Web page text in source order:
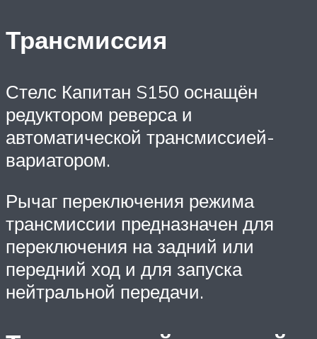
Трансмиссия
Стелс Капитан S150 оснащён
редуктором реверса и
автоматической трансмиссией-
вариатором.
Рычаг переключения режима
трансмиссии предназначен для
переключения на задний или
передний ход и для запуска
нейтральной передачи.